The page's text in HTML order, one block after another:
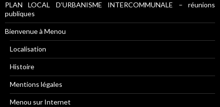
PLAN LOCAL D’URBANISME INTERCOMMUNALE – réunions
publiques
Bienvenue à Menou
Localisation
Histoire
Mentions légales
Menou sur Internet